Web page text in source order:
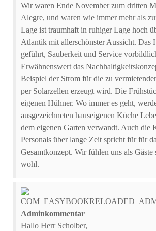
Wir waren Ende November zum dritten
Alegre, und waren wie immer mehr als
Lage ist traumhaft in ruhiger Lage hoch
Atlantik mit allerschönster Aussicht. Das
geführt, Sauberkeit und Service
Erwähnenswert das
Beispiel der Strom für die zu
per Solarzellen erzeugt wird. Die
eigenen Hühner. Wo immer es geht,
ausgezeichneten hauseigenen Küche
dem eigenen Garten verwandt. Auch die
Personals über lange Zeit spricht für für
Gesamtkonzept. Wir fühlen uns als Gäste
wohl.
Adminkommentar
Hallo Herr Scholber,